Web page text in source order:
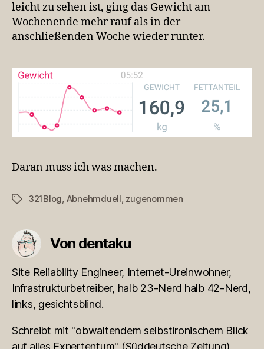
leicht zu sehen ist, ging das Gewicht am
Wochenende mehr rauf als in der
anschließenden Woche wieder runter.
Daran muss ich was machen.
Schlagwörter
321Blog, Abnehmduell, zugenommen
Von dentaku
Site Reliability Engineer, Internet-Ureinwohner,
Infrastrukturbetreiber, halb 23-Nerd halb 42-Nerd,
links, gesichtsblind.
Schreibt mit "obwaltendem selbstironischem Blick
auf alles Expertentum" (Süddeutsche Zeitung)